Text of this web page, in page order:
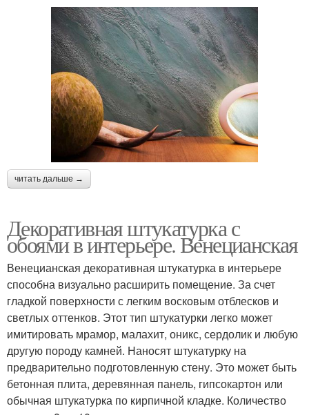
читать дальше →
Декоративная штукатурка с
обоями в интерьере. Венецианская
Венецианская декоративная штукатурка в интерьере
способна визуально расширить помещение. За счет
гладкой поверхности с легким восковым отблесков и
светлых оттенков. Этот тип штукатурки легко может
имитировать мрамор, малахит, оникс, сердолик и любую
другую породу камней. Наносят штукатурку на
предварительно подготовленную стену. Это может быть
бетонная плита, деревянная панель, гипсокартон или
обычная штукатурка по кирпичной кладке. Количество